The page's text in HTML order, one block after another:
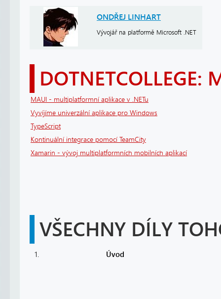
ONDŘEJ LINHART
Vývojář na platformě Microsoft .NET
DOTNETCOLLEGE:
MAUI - multiplatformní aplikace v .NETu
Vyvíjíme univerzální aplikace pro Windows
TypeScript
Kontinuální integrace pomocí TeamCity
Xamarin - vývoj multiplatformních mobilních aplikací
VŠECHNY DÍLY
1. Úvod